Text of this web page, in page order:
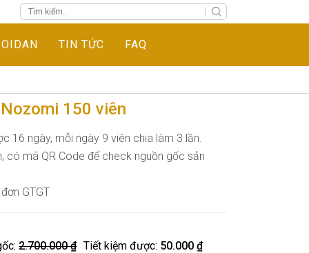
TIN TỨC FAQ
150 viên
16 ngày, mỗi ngày 9 viên chia làm 3 lần.
có mã QR Code để check nguồn gốc sản
GTGT
2.700.000 ₫ Tiết kiệm được: 50.000 ₫